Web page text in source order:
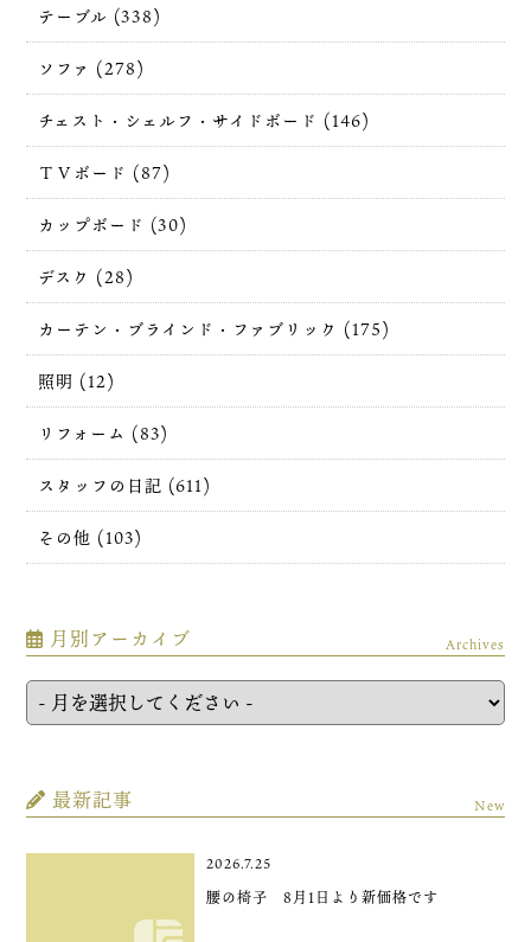
テーブル (338)
ソファ (278)
チェスト・シェルフ・サイドボード (146)
ＴＶボード (87)
カップボード (30)
デスク (28)
カーテン・ブラインド・ファブリック (175)
照明 (12)
リフォーム (83)
スタッフの日記 (611)
その他 (103)
月別アーカイブ Archives
最新記事 New
2026.7.25
腰の椅子 8月1日より新価格です